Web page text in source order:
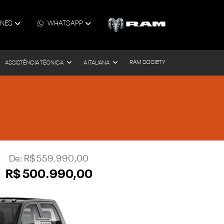
WHATSAPP
ASSISTÊNCIA TÉCNICA A ITALIANA RAM SOCIETY
De: R$ 559.990,00
R$ 500.990,00